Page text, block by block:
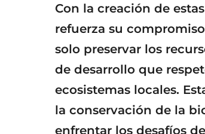
Con la creación de
refuerza su
solo preservar los
de desarrollo que
ecosistemas locales.
la conservación de la
enfrentar los desafíos